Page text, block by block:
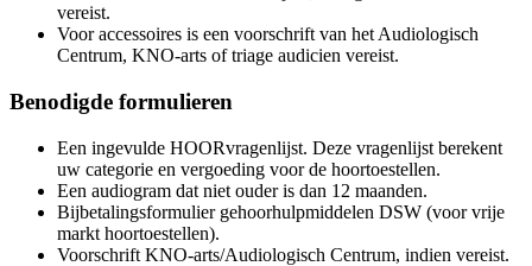
vereist.
Voor accessoires is een voorschrift van het Audiologisch
Centrum, KNO-arts of triage audicien vereist.
Benodigde formulieren
Een ingevulde HOORvragenlijst. Deze vragenlijst berekent
uw categorie en vergoeding voor de hoortoestellen.
Een audiogram dat niet ouder is dan 12 maanden.
Bijbetalingsformulier gehoorhulpmiddelen DSW (voor vrije
markt hoortoestellen).
Voorschrift KNO-arts/Audiologisch Centrum, indien vereist.